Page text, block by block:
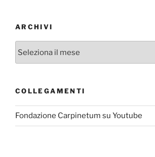
ARCHIVI
Archivi
COLLEGAMENTI
Fondazione Carpinetum su Youtube